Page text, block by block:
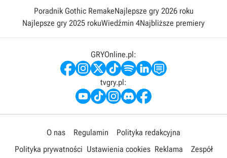
Poradnik Gothic RemakeNajlepsze gry 2026 roku
Najlepsze gry 2025 rokuWiedźmin 4Najbliższe premiery
GRYOnline.pl:
tvgry.pl:
O nas Regulamin
Polityka redakcyjna
Polityka prywatności Ustawienia cookies Reklama Zespół